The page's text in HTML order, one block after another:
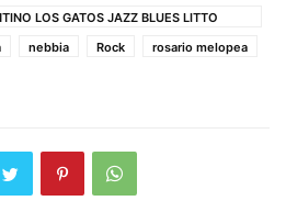
LOS GATOS JAZZ BLUES LITTO
nebbia Rock
rosario melopea